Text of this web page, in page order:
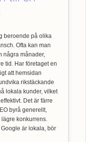
beroende på olika
Ofta kan man
några månader,
tid. Har företaget en
att hemsidan
rikstäckande
lokala kunder, vilket
Det är färre
byrå generellt,
konkurrens.
är lokala, bör